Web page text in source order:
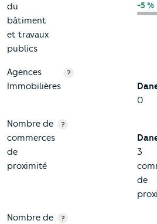
du
bâtiment
et travaux
publics
-5 %
Agences
Immobilières
?
0
Nombre de
commerces
de
proximité
?
3
de
Nombre de
?